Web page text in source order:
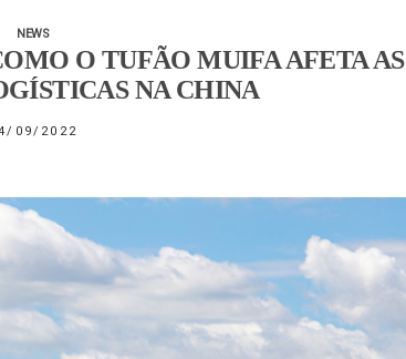
NEWS
O TUFÃO MUIFA AFETA AS
NA CHINA
09/2022